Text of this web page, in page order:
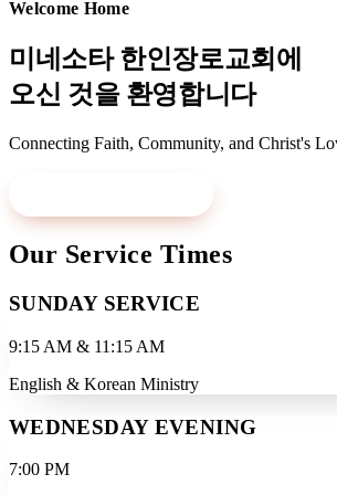
Welcome Home
미네소타 한인장로교회에
오신 것을 환영합니다
Connecting Faith, Community, and Christ's
Our Service Times
SUNDAY SERVICE
9:15 AM & 11:15 AM
English & Korean Ministry
WEDNESDAY EVENING
7:00 PM